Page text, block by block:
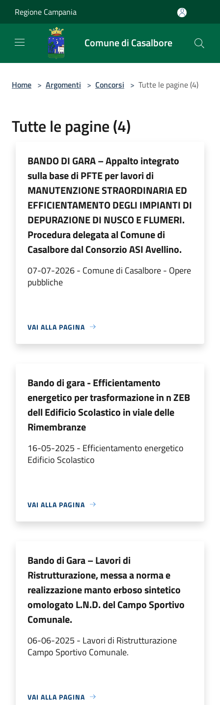
Regione Campania
Comune di Casalbore
Home > Argomenti > Concorsi > Tutte le pagine (4)
Tutte le pagine (4)
BANDO DI GARA – Appalto integrato
sulla base di PFTE per lavori di
MANUTENZIONE STRAORDINARIA ED
EFFICIENTAMENTO DEGLI IMPIANTI DI
DEPURAZIONE DI NUSCO E FLUMERI.
Procedura delegata al Comune di
Casalbore dal Consorzio ASI Avellino.
07-07-2026 - Comune di Casalbore - Opere
pubbliche
VAI ALLA PAGINA
Bando di gara - Efficientamento
energetico per trasformazione in n ZEB
dell Edificio Scolastico in viale delle
Rimembranze
16-05-2025 - Efficientamento energetico
Edificio Scolastico
VAI ALLA PAGINA
Bando di Gara – Lavori di
Ristrutturazione, messa a norma e
realizzazione manto erboso sintetico
omologato L.N.D. del Campo Sportivo
Comunale.
06-06-2025 - Lavori di Ristrutturazione
Campo Sportivo Comunale.
VAI ALLA PAGINA